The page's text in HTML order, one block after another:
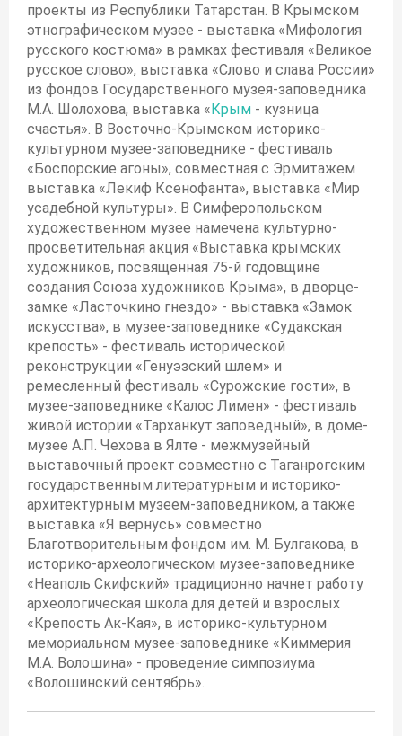
проекты из Республики Татарстан. В Крымском
этнографическом музее - выставка «Мифология
русского костюма» в рамках фестиваля «Великое
русское слово», выставка «Слово и слава России»
из фондов Государственного музея-заповедника
М.А. Шолохова, выставка «Крым - кузница
счастья». В Восточно-Крымском историко-
культурном музее-заповеднике - фестиваль
«Боспорские агоны», совместная с Эрмитажем
выставка «Лекиф Ксенофанта», выставка «Мир
усадебной культуры». В Симферопольском
художественном музее намечена культурно-
просветительная акция «Выставка крымских
художников, посвященная 75-й годовщине
создания Союза художников Крыма», в дворце-
замке «Ласточкино гнездо» - выставка «Замок
искусства», в музее-заповеднике «Судакская
крепость» - фестиваль исторической
реконструкции «Генуэзский шлем» и
ремесленный фестиваль «Сурожские гости», в
музее-заповеднике «Калос Лимен» - фестиваль
живой истории «Тарханкут заповедный», в доме-
музее А.П. Чехова в Ялте - межмузейный
выставочный проект совместно с Таганрогским
государственным литературным и историко-
архитектурным музеем-заповедником, а также
выставка «Я вернусь» совместно
Благотворительным фондом им. М. Булгакова, в
историко-археологическом музее-заповеднике
«Неаполь Скифский» традиционно начнет работу
археологическая школа для детей и взрослых
«Крепость Ак-Кая», в историко-культурном
мемориальном музее-заповеднике «Киммерия
М.А. Волошина» - проведение симпозиума
«Волошинский сентябрь».